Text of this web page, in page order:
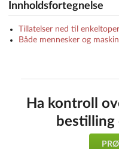
Innholdsfortegnelse
Tillatelser ned til
Både mennesker og
Ha kontroll